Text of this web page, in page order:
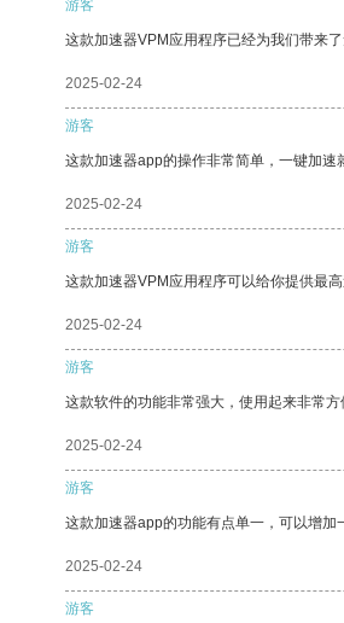
游客
这款加速器VPM应用程序已经为我们带来
2025-02-24
游客
这款加速器app的操作非常简单，一键加速
2025-02-24
游客
这款加速器VPM应用程序可以给你提供最
2025-02-24
游客
这款软件的功能非常强大，使用起来非常方
2025-02-24
游客
这款加速器app的功能有点单一，可以增加
2025-02-24
游客